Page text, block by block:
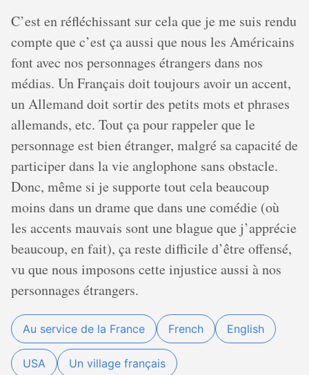
C’est en réfléchissant sur cela que je me suis rendu
compte que c’est ça aussi que nous les Américains
font avec nos personnages étrangers dans nos
médias. Un Français doit toujours avoir un accent,
un Allemand doit sortir des petits mots et phrases
allemands, etc. Tout ça pour rappeler que le
personnage est bien étranger, malgré sa capacité de
participer dans la vie anglophone sans obstacle.
Donc, même si je supporte tout cela beaucoup
moins dans un drame que dans une comédie (où
les accents mauvais sont une blague que j’apprécie
beaucoup, en fait), ça reste difficile d’être offensé,
vu que nous imposons cette injustice aussi à nos
personnages étrangers.
Au service de la France French English
USA Un village français